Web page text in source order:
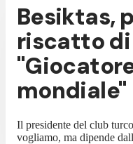
Besiktas,
riscatto di
mondiale"
Il presidente del club
vogliamo, ma dipende